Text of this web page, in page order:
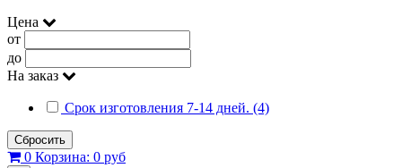
Цена
от
до
На заказ
Срок изготовления 7-14 дней. (4)
Сбросить
0 Корзина: 0 руб